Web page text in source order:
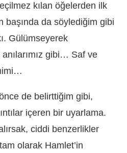
kılan öğelerden ilk
başında da söylediğim gibi
Gülümseyerek
anılarımız gibi… Saf ve
de belirttiğim gibi,
içeren bir uyarlama.
ciddi benzerlikler
olarak Hamlet’in